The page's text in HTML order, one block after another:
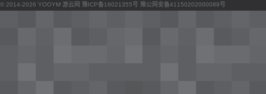
© 2014-2026 YOOYM 游云网 豫ICP备16021355号 豫公网安备41150202000089号